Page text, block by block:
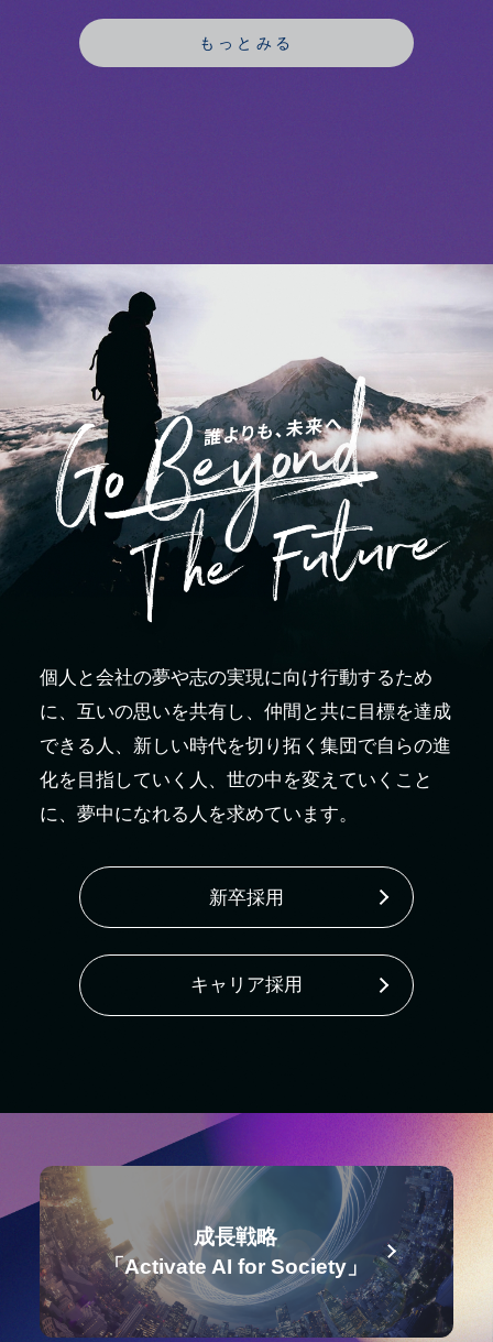
もっとみる
個人と会社の夢や志の実現に向け行動するため
に、互いの思いを共有し、仲間と共に目標を達成
できる人、新しい時代を切り拓く集団で自らの進
化を目指していく人、世の中を変えていくこと
に、夢中になれる人を求めています。
新卒採用
キャリア採用
成長戦略
「Activate AI for Society」